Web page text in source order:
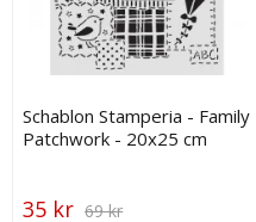
Schablon Stamperia - Family
Patchwork - 20x25 cm
35 kr 69 kr